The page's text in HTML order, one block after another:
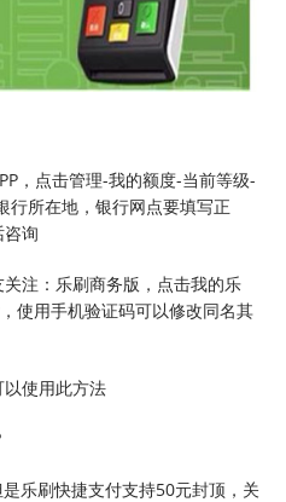
，点击管理-我的额度-当前等级-
行所在地，银行网点要填写正
询
注：乐刷商务版，点击我的乐
使用手机验证码可以修改同名其
使用此方法
乐刷快捷支付支持50元封顶，关